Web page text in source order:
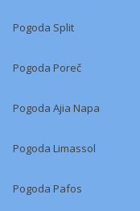
Pogoda Split
Pogoda Poreč
Pogoda Ajia Napa
Pogoda Limassol
Pogoda Pafos